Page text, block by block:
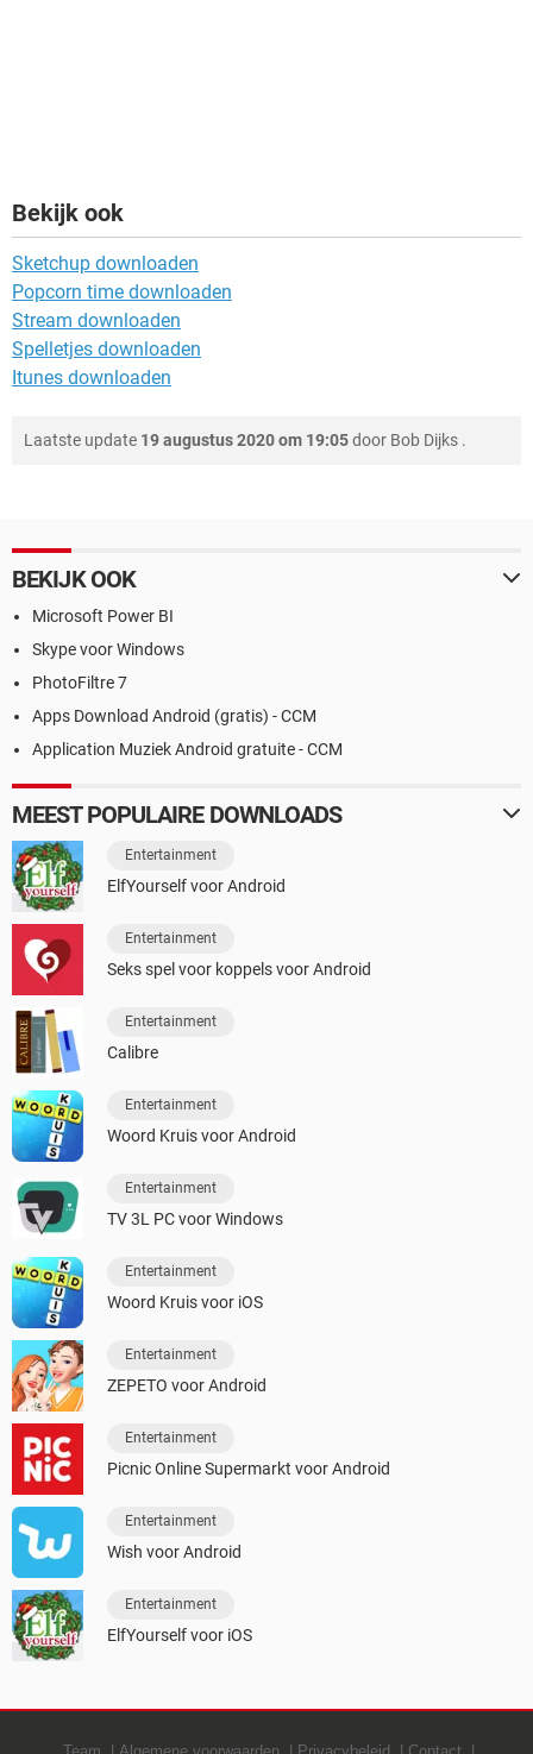
Bekijk ook
Sketchup downloaden
Popcorn time downloaden
Stream downloaden
Spelletjes downloaden
Itunes downloaden
Laatste update 19 augustus 2020 om 19:05door Bob Dijks .
BEKIJK OOK
Microsoft Power BI
Skype voor Windows
PhotoFiltre 7
Apps Download Android (gratis) - CCM
Application Muziek Android gratuite - CCM
MEEST POPULAIRE DOWNLOADS
Entertainment
ElfYourself voor Android
Entertainment
Seks spel voor koppels voor Android
Entertainment
Calibre
Entertainment
Woord Kruis voor Android
Entertainment
TV 3L PC voor Windows
Entertainment
Woord Kruis voor iOS
Entertainment
ZEPETO voor Android
Entertainment
Picnic Online Supermarkt voor Android
Entertainment
Wish voor Android
Entertainment
ElfYourself voor iOS